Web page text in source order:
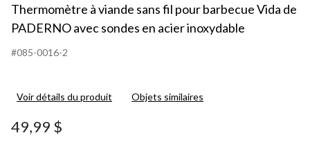
Thermomètre à viande sans fil pour barbecue Vida de
PADERNO avec sondes en acier inoxydable
#085-0016-2
Voir détails du produit Objets similaires
49,99 $